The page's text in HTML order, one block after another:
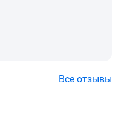
Все отзывы